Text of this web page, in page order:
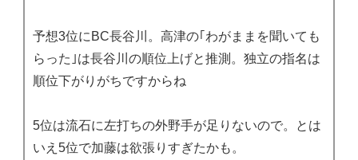
予想3位にBC長谷川。高津の｢わがままを聞いても
らった｣は長谷川の順位上げと推測。独立の指名は
順位下がりがちですからね
5位は流石に左打ちの外野手が足りないので。とは
いえ5位で加藤は欲張りすぎたかも。